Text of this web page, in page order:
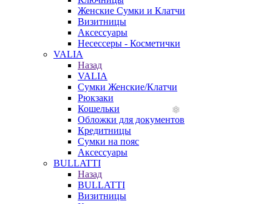
Женские Сумки и Клатчи
Визитницы
Аксессуары
Несессеры - Косметички
VALIA
Назад
VALIA
Сумки Женские/Клатчи
Рюкзаки
Кошельки
Обложки для документов
Кредитницы
Сумки на пояс
Аксессуары
BULLATTI
Назад
BULLATTI
Визитницы